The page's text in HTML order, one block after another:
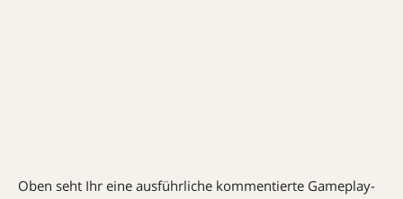
Oben seht Ihr eine ausführliche kommentierte Gameplay-